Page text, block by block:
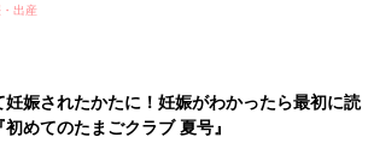
出産
妊娠されたかたに！妊娠がわかったら最初に読
めてのたまごクラブ 夏号』